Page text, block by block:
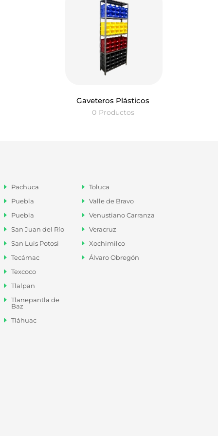
Gaveteros Plásticos
0 Productos
Pachuca
Puebla
Puebla
San Juan del Río
San Luis Potosi
Tecámac
Texcoco
Tlalpan
Tlanepantla de
Baz
Tláhuac
Toluca
Valle de Bravo
Venustiano Carranza
Veracruz
Xochimilco
Álvaro Obregón